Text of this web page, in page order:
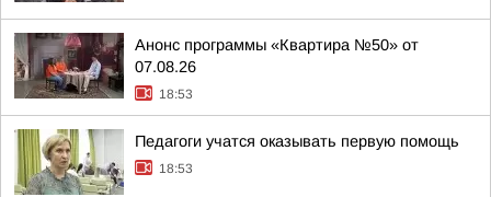
Анонс программы «Квартира №50» от
07.08.26
18:53
Педагоги учатся оказывать первую помощь
18:53